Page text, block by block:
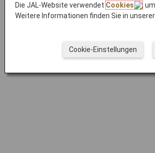
Die JAL-Website verwendetCookies
,
Weitere Informationen finden Sie in
Cookie-Einstellungen